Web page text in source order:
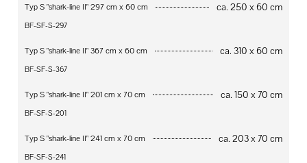
Typ S "shark-line II" 297 cm x 60 cm ca. 250 x 60 cm
BF-SF-S-297
Typ S "shark-line II" 367 cm x 60 cm ca. 310 x 60 cm
BF-SF-S-367
Typ S "shark-line II" 201 cm x 70 cm ca. 150 x 70 cm
BF-SF-S-201
Typ S "shark-line II" 241 cm x 70 cm ca. 203 x 70 cm
BF-SF-S-241